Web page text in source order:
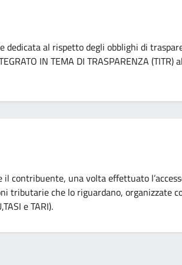
dedicata al rispetto degli obblighi di
IN TEMA DI TRASPARENZA
il contribuente, una volta effettuato
tributarie che lo riguardano, organizzate
e TARI).